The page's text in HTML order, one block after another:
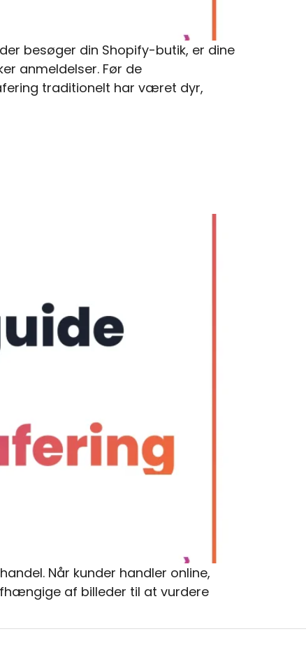
besøger din Shopify-butik, er dine
anmeldelser. Før de
traditionelt har været dyr,
Når kunder handler online,
af billeder til at vurdere